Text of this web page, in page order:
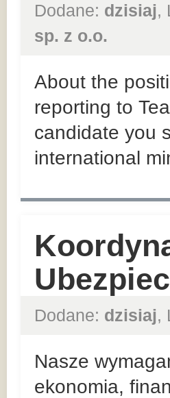
Dodane: dzisiaj,
sp. z o.o.
About the
reporting to
candidate you
international
Dodane: dzisiaj,
Nasze
ekonomia,